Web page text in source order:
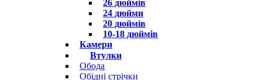
26 дюймів
24 дюйми
20 дюймів
10-18 дюймів
Камери
Втулки
Обода
Обідні стрічки